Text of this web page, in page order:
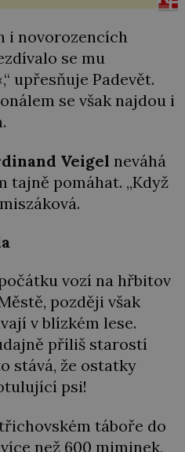
i novorozencích
se mu
upřesňuje Padevět.
se však najdou i
Veigel neváhá
tajně pomáhat. „Když
vozí na hřbitov
později však
v blízkém lese.
příliš starostí
stává, že ostatky
psi!
táboře do
než 600 miminek,